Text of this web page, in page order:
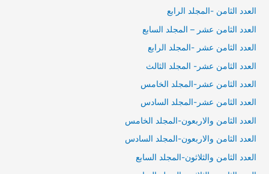
العدد الثامن -المجلد الرابع
العدد الثامن عشر – المجلد السابع
العدد الثامن عشر -المجلد الرابع
العدد الثامن عشر- المجلد الثالث
العدد الثامن عشر-المجلد الخامس
العدد الثامن عشر-المجلد السادس
العدد الثامن والاربعون-المجلد الخامس
العدد الثامن والاربعون-المجلد السادس
العدد الثامن والثلاثون-المجلد السابع